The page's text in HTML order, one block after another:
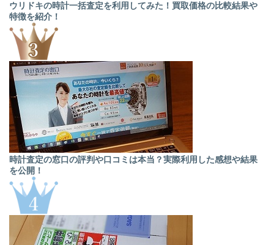
ウリドキの時計一括査定を利用してみた！買取価格の比較結果や
特徴を紹介！
時計査定の窓口の評判や口コミは本当？実際利用した感想や結果
を公開！